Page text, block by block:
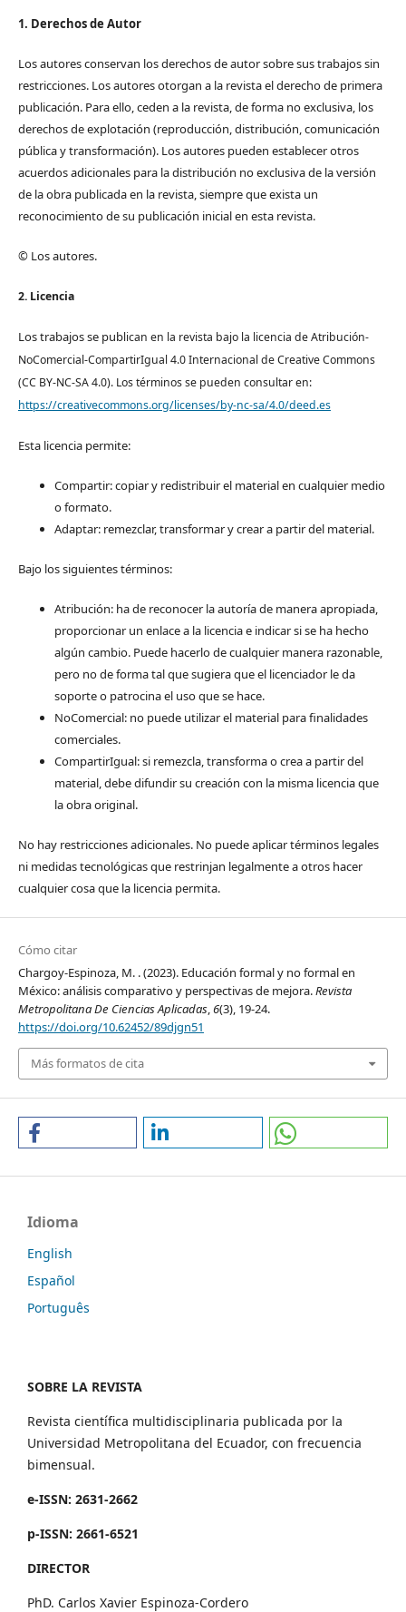
1. Derechos de Autor
Los autores conservan los derechos de autor sobre sus trabajos sin
restricciones. Los autores otorgan a la revista el derecho de primera
publicación. Para ello, ceden a la revista, de forma no exclusiva, los
derechos de explotación (reproducción, distribución, comunicación
pública y transformación). Los autores pueden establecer otros
acuerdos adicionales para la distribución no exclusiva de la versión
de la obra publicada en la revista, siempre que exista un
reconocimiento de su publicación inicial en esta revista.
© Los autores.
2. Licencia
Los trabajos se publican en la revista bajo la licencia de Atribución-
NoComercial-CompartirIgual 4.0 Internacional de Creative Commons
(CC BY-NC-SA 4.0). Los términos se pueden consultar en:
https://creativecommons.org/licenses/by-nc-sa/4.0/deed.es
Esta licencia permite:
Compartir: copiar y redistribuir el material en cualquier medio
o formato.
Adaptar: remezclar, transformar y crear a partir del material.
Bajo los siguientes términos:
Atribución: ha de reconocer la autoría de manera apropiada,
proporcionar un enlace a la licencia e indicar si se ha hecho
algún cambio. Puede hacerlo de cualquier manera razonable,
pero no de forma tal que sugiera que el licenciador le da
soporte o patrocina el uso que se hace.
NoComercial: no puede utilizar el material para finalidades
comerciales.
CompartirIgual: si remezcla, transforma o crea a partir del
material, debe difundir su creación con la misma licencia que
la obra original.
No hay restricciones adicionales. No puede aplicar términos legales
ni medidas tecnológicas que restrinjan legalmente a otros hacer
cualquier cosa que la licencia permita.
Cómo citar
Chargoy-Espinoza, M. . (2023). Educación formal y no formal en
México: análisis comparativo y perspectivas de mejora.Revista
Metropolitana De Ciencias Aplicadas,6(3), 19-24.
https://doi.org/10.62452/89djgn51
Más formatos de cita
Idioma
English
Español
Português
SOBRE LA REVISTA
Revista científica multidisciplinaria publicada por la
Universidad Metropolitana del Ecuador, con frecuencia
bimensual.
e-ISSN: 2631-2662
p-ISSN: 2661-6521
DIRECTOR
PhD. Carlos Xavier Espinoza-Cordero